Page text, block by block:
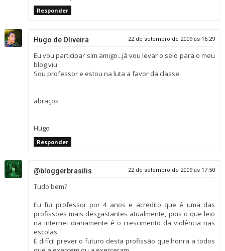
Responder
Hugo de Oliveira 22 de setembro de 2009 às 16:29
Eu vou participar sim amigo...já vou levar o selo para o meu
blog viu.
Sou professor e estou na luta a favor da classe.
abraços
Hugo
Responder
@bloggerbrasilis 22 de setembro de 2009 às 17:50
Tudo bem?
Eu fui professor por 4 anos e acredito que é uma das
profissões mais desgastantes atualmente, pois o que leio
na internet diariamente é o crescimento da violência nas
escolas.
É difícil prever o futuro desta profissão que honra a todos